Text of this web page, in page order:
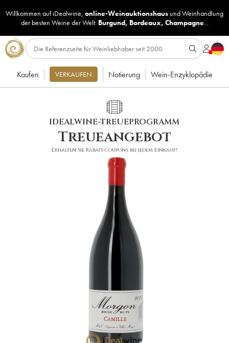
Willkommen auf iDealwine, online-Weinauktionshaus undWeinhandlung
der besten Weine der Welt: Burgund, Bordeaux, Champagne...
Kaufen VERKAUFEN Notierung Wein-Enzyklopädie
IDEALWINE-TREUEPROGRAMM
Treueangebot
Erhalten Sie Rabatt-Coupons bei jedem Einkauf!